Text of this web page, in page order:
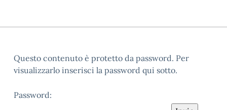
Questo contenuto è protetto da password. Per
visualizzarlo inserisci la password qui sotto.
Password: